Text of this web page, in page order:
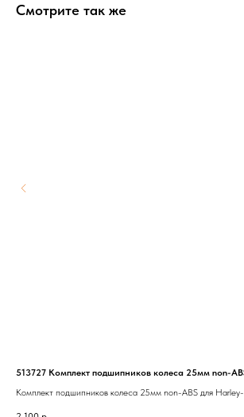
Смотрите так же
513727 Комплект подшипников колеса 25мм non-
Комплект подшипников колеса 25мм non-ABS для